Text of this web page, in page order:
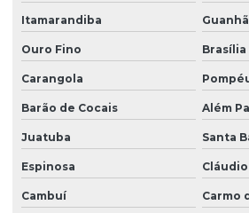
Sondagem geotécnica SPT
Sondagem mista
Sondagem a percussão lavagem
Sondagem a percussão com torque
Sondagem de reconhecimento do solo
Itamarandiba
Ouro Fino Brasília
Carangola
Barão de Cocais Além
Juatuba Santa
Espinosa Cláudio
Cambuí Carmo